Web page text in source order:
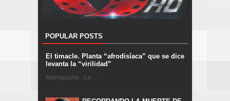
POPULAR POSTS
El timacle. Planta “afrodisíaca” que se dice
levanta la “virilidad”
Mamajuana . La ...